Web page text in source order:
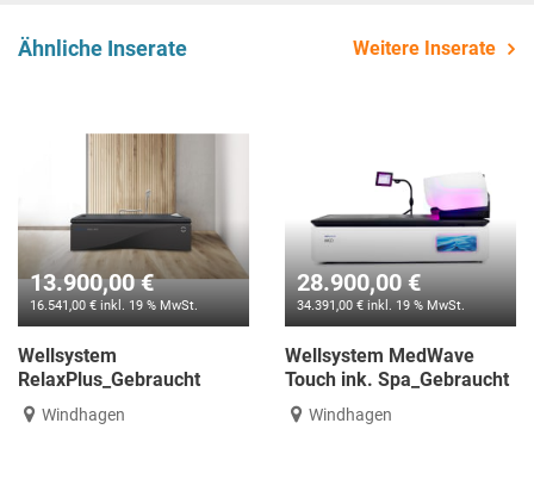
Ähnliche Inserate Weitere Inserate
13.900,00 €
16.541,00 € inkl. 19 % MwSt.
Wellsystem
RelaxPlus_Gebraucht
Windhagen
28.900,00 €
34.391,00 € inkl. 19 % MwSt.
Wellsystem MedWave
Touch ink. Spa_Gebraucht
Windhagen